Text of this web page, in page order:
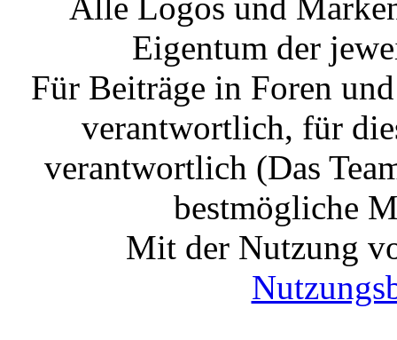
Eigentum der
Für Beiträge in Foren
verantwortlich, für
verantwortlich (Das
bestmögliche
Mit der Nutzung